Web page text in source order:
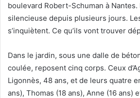
boulevard Robert-Schuman à Nantes.
silencieuse depuis plusieurs jours.
s’inquiètent. Ce qu’ils vont trouver
Dans le jardin, sous une dalle de
coulée, reposent cinq corps. Ceux
Ligonnès, 48 ans, et de leurs quatre
ans), Thomas (18 ans), Anne (16 ans)